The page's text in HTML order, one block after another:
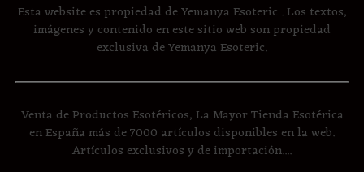
Esta website es propiedad de Yemanya Esoteric . Los textos,
imágenes y contenido en este sitio web son propiedad
exclusiva de Yemanya Esoteric.
Venta de Productos Esotéricos, La Mayor Tienda Esotérica
en España más de 7000 artículos disponibles en la web.
Artículos exclusivos y de importación....